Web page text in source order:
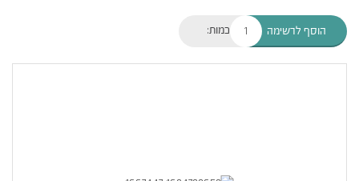
כמות: הוסף לרשימה